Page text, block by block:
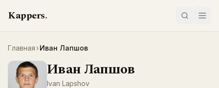
Kappers.
Главная ›Иван Лапшов
Иван Лапшов
Ivan Lapshov